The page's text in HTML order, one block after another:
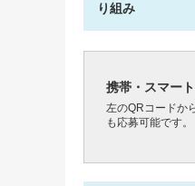
り組み
携帯・スマー
左のQRコードか
も応募可能です。